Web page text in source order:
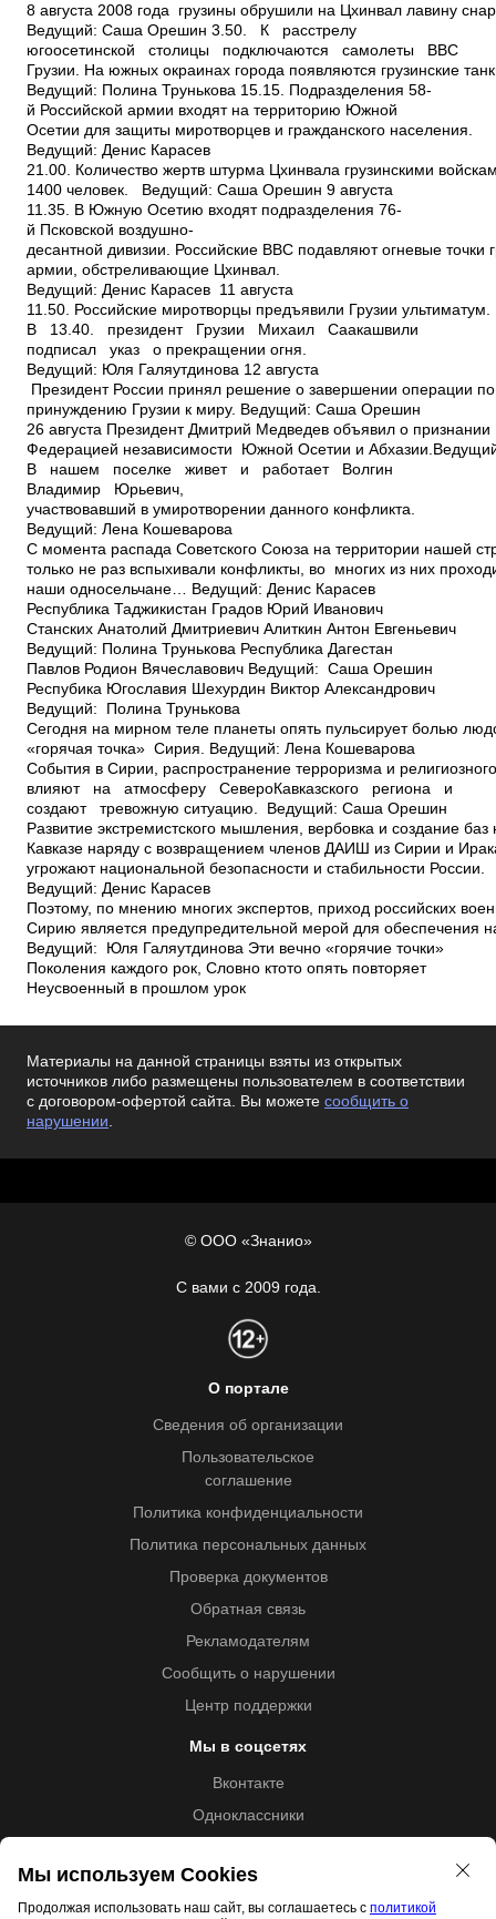
8 августа 2008 года грузины обрушили на Цхинвал лавину
Ведущий: Саша Орешин 3.50. К расстрелу
югоосетинской столицы подключаются самолеты ВВС
Грузии. На южных окраинах города появляются грузинские
Ведущий: Полина Трунькова 15.15. Подразделения 58­
й Российской армии входят на территорию Южной
Осетии для защиты миротворцев и гражданского населения.
Ведущий: Денис Карасев
21.00. Количество жертв штурма Цхинвала грузинскими
1400 человек. Ведущий: Саша Орешин 9 августа
11.35. В Южную Осетию входят подразделения 76­
й Псковской воздушно­
десантной дивизии. Российские ВВС подавляют огневые точки
армии, обстреливающие Цхинвал.
Ведущий: Денис Карасев 11 августа
11.50. Российские миротворцы предъявили Грузии ультиматум.
В 13.40. президент Грузии Михаил Саакашвили
подписал указ о прекращении огня.
Ведущий: Юля Галяутдинова 12 августа
Президент России принял решение о завершении операции по
принуждению Грузии к миру. Ведущий: Саша Орешин
26 августа Президент Дмитрий Медведев объявил о признании
Федерацией независимости Южной Осетии и
В нашем поселке живет и работает Волгин
Владимир Юрьевич,
участвовавший в умиротворении данного конфликта.
Ведущий: Лена Кошеварова
С момента распада Советского Союза на территории нашей
только не раз вспыхивали конфликты, во многих из них
наши односельчане… Ведущий: Денис Карасев
Республика Таджикистан Градов Юрий Иванович
Станских Анатолий Дмитриевич Алиткин Антон Евгеньевич
Ведущий: Полина Трунькова Республика Дагестан
Павлов Родион Вячеславович Ведущий: Саша Орешин
Респубика Югославия Шехурдин Виктор Александрович
Ведущий: Полина Трунькова
Сегодня на мирном теле планеты опять пульсирует болью
«горячая точка» ­ Сирия. Ведущий: Лена Кошеварова
События в Сирии, распространение терроризма и
влияют на атмосферу Северо­Кавказского региона и
создают тревожную ситуацию. Ведущий: Саша Орешин
Развитие экстремистского мышления, вербовка и создание
Кавказе наряду с возвращением членов ДАИШ из Сирии и
угрожают национальной безопасности и стабильности России.
Ведущий: Денис Карасев
Поэтому, по мнению многих экспертов, приход российских
Сирию является предупредительной мерой для обеспечения
Ведущий: Юля Галяутдинова Эти вечно «горячие точки»
Поколения каждого рок, Словно кто­то опять повторяет
Неусвоенный в прошлом урок
Материалы на данной страницы взяты из открытых
источников либо размещены пользователем в соответствии
с договором-офертой сайта. Вы можете сообщить о
нарушении.
© ООО «Знанио»
С вами с 2009 года.
О портале
Сведения об организации
Пользовательское
соглашение
Политика конфиденциальности
Политика персональных данных
Проверка документов
Обратная связь
Рекламодателям
Сообщить о нарушении
Центр поддержки
Мы в соцсетях
Вконтакте
Одноклассники
Мы используем Cookies
Продолжая использовать наш сайт, вы соглашаетесь с политикой